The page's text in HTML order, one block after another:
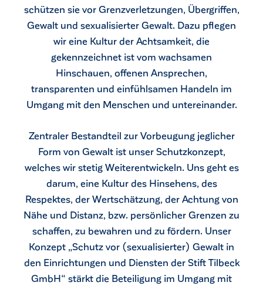
schützen sie vor Grenzverletzungen, Übergriffen,
Gewalt und sexualisierter Gewalt. Dazu pflegen
wir eine Kultur der Achtsamkeit, die
gekennzeichnet ist vom wachsamen
Hinschauen, offenen Ansprechen,
transparenten und einfühlsamen Handeln im
Umgang mit den Menschen und untereinander.
Zentraler Bestandteil zur Vorbeugung jeglicher
Form von Gewalt ist unser Schutzkonzept,
welches wir stetig Weiterentwickeln. Uns geht es
darum, eine Kultur des Hinsehens, des
Respektes, der Wertschätzung, der Achtung von
Nähe und Distanz, bzw. persönlicher Grenzen zu
schaffen, zu bewahren und zu fördern. Unser
Konzept „Schutz vor (sexualisierter) Gewalt in
den Einrichtungen und Diensten der Stift Tilbeck
GmbH“ stärkt die Beteiligung im Umgang mit